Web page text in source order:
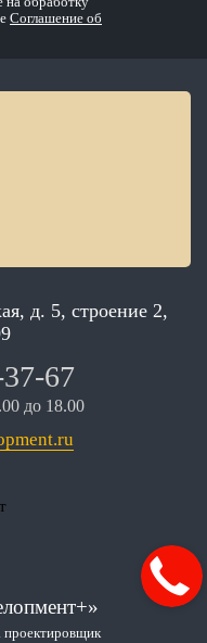
Соглашение об
д. 5, строение 2,
67
до 18.00
проектировщик